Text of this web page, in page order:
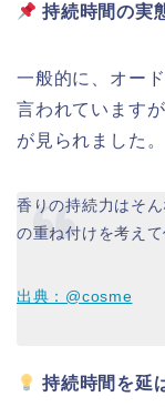
持続時間の実
一般的に、オー
言われています
が見られました。
香りの持続力はそ
の重ね付けを考え
出典：@cosme
持続時間を延